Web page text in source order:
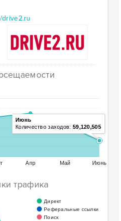
drive2.ru
Апр Май Июнь
Июнь
Количество заходов: 59,120,505
трафика
Директ
Реферальные ссылки
Поиск